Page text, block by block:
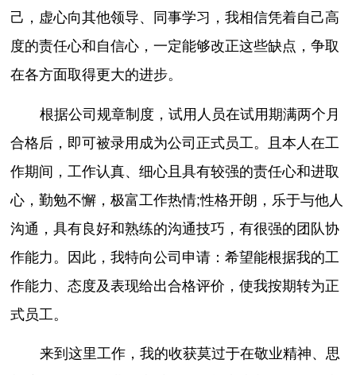
己，虚心向其他领导、同事学习，我相信凭着自己高
度的责任心和自信心，一定能够改正这些缺点，争取
在各方面取得更大的进步。
根据公司规章制度，试用人员在试用期满两个月
合格后，即可被录用成为公司正式员工。且本人在工
作期间，工作认真、细心且具有较强的责任心和进取
心，勤勉不懈，极富工作热情;性格开朗，乐于与他人
沟通，具有良好和熟练的沟通技巧，有很强的团队协
作能力。因此，我特向公司申请：希望能根据我的工
作能力、态度及表现给出合格评价，使我按期转为正
式员工。
来到这里工作，我的收获莫过于在敬业精神、思